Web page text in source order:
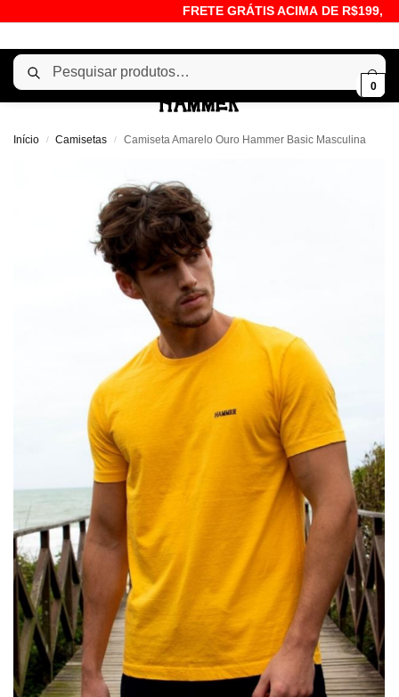
FRETE GRÁTIS ACIMA DE R$199,00
0
Início / Camisetas / Camiseta Amarelo Ouro Hammer Basic Masculina